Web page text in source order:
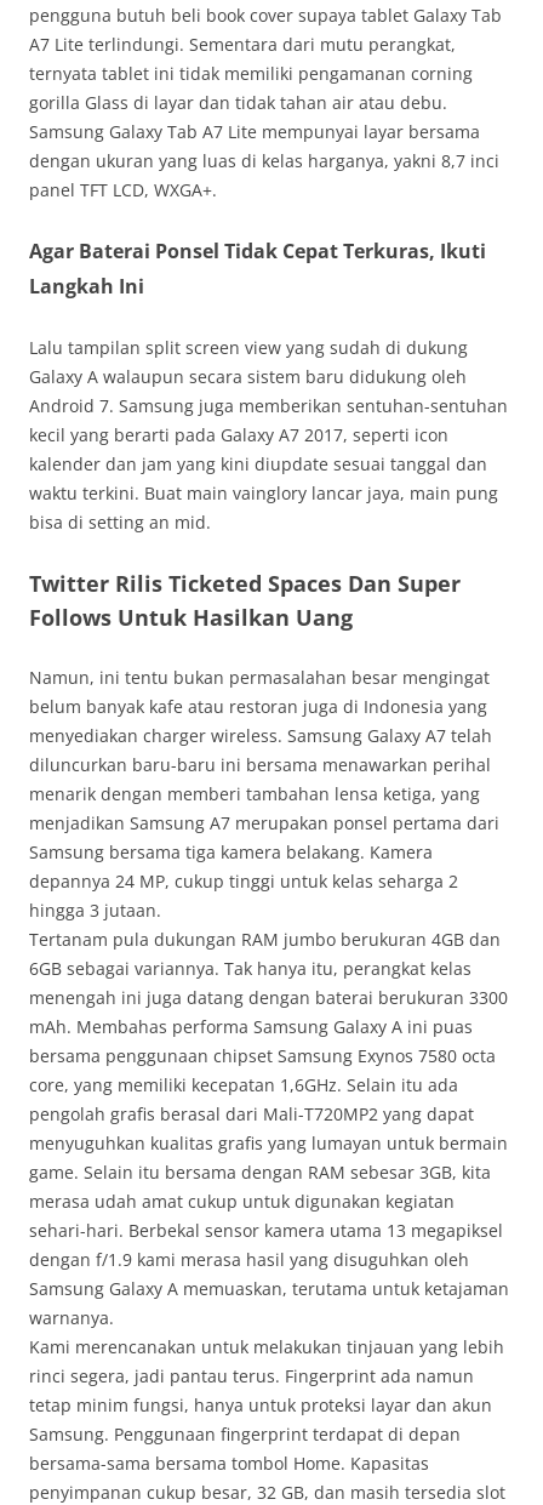
pengguna butuh beli book cover supaya tablet Galaxy Tab
A7 Lite terlindungi. Sementara dari mutu perangkat,
ternyata tablet ini tidak memiliki pengamanan corning
gorilla Glass di layar dan tidak tahan air atau debu.
Samsung Galaxy Tab A7 Lite mempunyai layar bersama
dengan ukuran yang luas di kelas harganya, yakni 8,7 inci
panel TFT LCD, WXGA+.
Agar Baterai Ponsel Tidak Cepat Terkuras, Ikuti
Langkah Ini
Lalu tampilan split screen view yang sudah di dukung
Galaxy A walaupun secara sistem baru didukung oleh
Android 7. Samsung juga memberikan sentuhan-sentuhan
kecil yang berarti pada Galaxy A7 2017, seperti icon
kalender dan jam yang kini diupdate sesuai tanggal dan
waktu terkini. Buat main vainglory lancar jaya, main pung
bisa di setting an mid.
Twitter Rilis Ticketed Spaces Dan Super
Follows Untuk Hasilkan Uang
Namun, ini tentu bukan permasalahan besar mengingat
belum banyak kafe atau restoran juga di Indonesia yang
menyediakan charger wireless. Samsung Galaxy A7 telah
diluncurkan baru-baru ini bersama menawarkan perihal
menarik dengan memberi tambahan lensa ketiga, yang
menjadikan Samsung A7 merupakan ponsel pertama dari
Samsung bersama tiga kamera belakang. Kamera
depannya 24 MP, cukup tinggi untuk kelas seharga 2
hingga 3 jutaan.
Tertanam pula dukungan RAM jumbo berukuran 4GB dan
6GB sebagai variannya. Tak hanya itu, perangkat kelas
menengah ini juga datang dengan baterai berukuran 3300
mAh. Membahas performa Samsung Galaxy A ini puas
bersama penggunaan chipset Samsung Exynos 7580 octa
core, yang memiliki kecepatan 1,6GHz. Selain itu ada
pengolah grafis berasal dari Mali-T720MP2 yang dapat
menyuguhkan kualitas grafis yang lumayan untuk bermain
game. Selain itu bersama dengan RAM sebesar 3GB, kita
merasa udah amat cukup untuk digunakan kegiatan
sehari-hari. Berbekal sensor kamera utama 13 megapiksel
dengan f/1.9 kami merasa hasil yang disuguhkan oleh
Samsung Galaxy A memuaskan, terutama untuk ketajaman
warnanya.
Kami merencanakan untuk melakukan tinjauan yang lebih
rinci segera, jadi pantau terus. Fingerprint ada namun
tetap minim fungsi, hanya untuk proteksi layar dan akun
Samsung. Penggunaan fingerprint terdapat di depan
bersama-sama bersama tombol Home. Kapasitas
penyimpanan cukup besar, 32 GB, dan masih tersedia slot